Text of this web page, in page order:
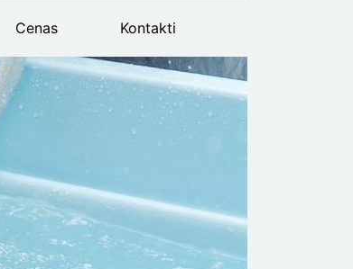
Cenas Kontakti